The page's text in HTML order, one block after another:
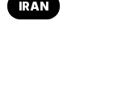
IRAN